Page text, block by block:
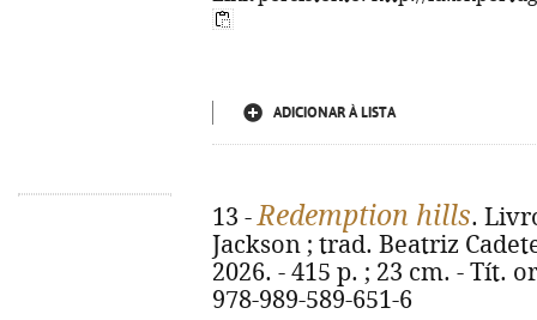
ADICIONAR À LISTA
13 -Redemption hills.
Jackson ; trad. Beatriz
2026. - 415 p. ; 23 cm. - Tít.
978-989-589-651-6